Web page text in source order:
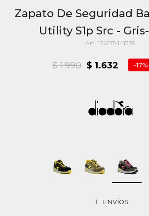
Zapato De Seguridad
Utility S1p Src -
176217-141339
$ 1.632
$ 1.990 17
ENVÍOS